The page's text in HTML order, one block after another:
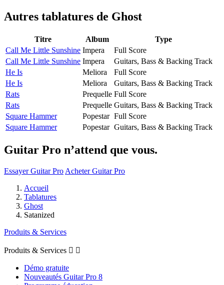
Autres tablatures de Ghost
Titre Album
Type
Call Me Little Sunshine Impera
Full Score
Call Me Little Sunshine Impera
Guitars, Bass & Backing Track
He Is
Meliora
Full Score
He Is
Meliora
Guitars, Bass & Backing Track
Rats
Prequelle Full Score
Rats
Prequelle Guitars, Bass & Backing Track
Square Hammer
Popestar Full Score
Square Hammer
Popestar Guitars, Bass & Backing Track
Guitar Pro n’attend que vous.
Essayer Guitar Pro Acheter Guitar Pro
Accueil
Tablatures
Ghost
Satanized
Produits & Services
Produits & Services  
Démo gratuite
Nouveautés Guitar Pro 8